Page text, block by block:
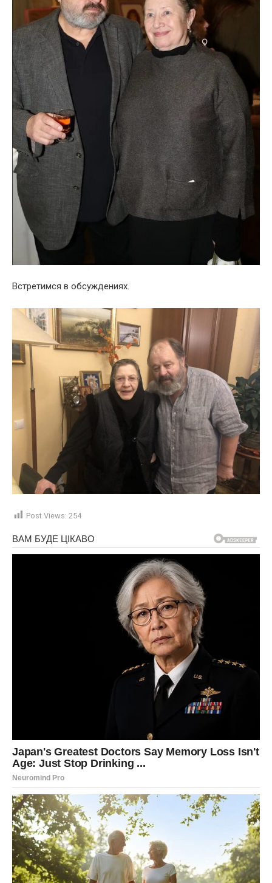
Встретимся в обсуждениях.
Post Views: 254